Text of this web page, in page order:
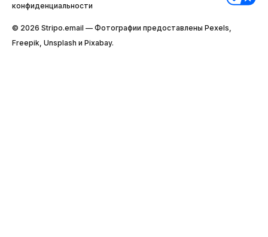
конфиденциальности
© 2026 Stripо.email — Фотографии предоставлены Pexels,
Freepik, Unsplash и Pixabay.